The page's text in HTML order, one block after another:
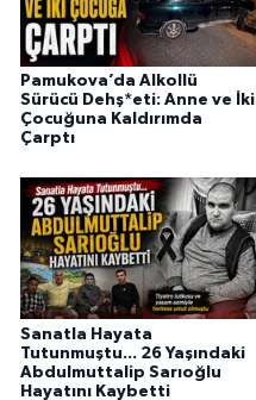
Pamukova’da Alkollü
Sürücü Dehş*eti: Anne ve İki
Çocuğuna Kaldırımda
Çarptı
Sanatla Hayata
Tutunmuştu... 26 Yaşındaki
Abdulmuttalip Sarıoğlu
Hayatını Kaybetti